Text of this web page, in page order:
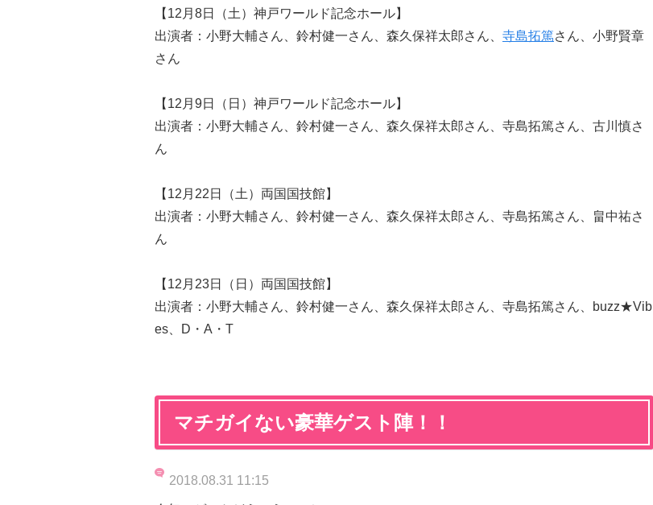
【12月8日（土）神戸ワールド記念ホール】
出演者：小野大輔さん、鈴村健一さん、森久保祥太郎さん、 寺島拓篤さん、小野賢章
さん
【12月9日（日）神戸ワールド記念ホール】
出演者：小野大輔さん、鈴村健一さん、森久保祥太郎さん、寺島拓篤さん、古川慎さ
ん
【12月22日（土）両国国技館】
出演者：小野大輔さん、鈴村健一さん、森久保祥太郎さん、寺島拓篤さん、畠中祐さ
ん
【12月23日（日）両国国技館】
出演者：小野大輔さん、鈴村健一さん、森久保祥太郎さん、寺島拓篤さん、buzz★Vib
es、D・A・T
マチガイない豪華ゲスト陣！！
2018.08.31 11:15